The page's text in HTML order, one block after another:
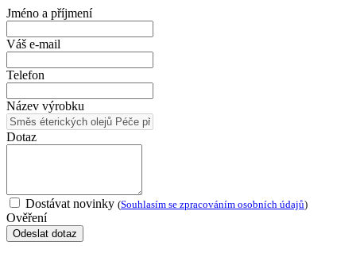
Jméno a příjmení
Váš e-mail
Telefon
Název výrobku
Dotaz
Dostávat novinky (Souhlasím se zpracováním osobních údajů)
Ověření